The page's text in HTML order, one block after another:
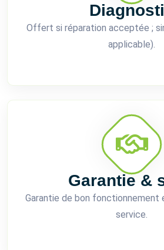
Offert si réparation acceptée ;
applicable).
Garantie &
Garantie de bon fonctionnement
service.